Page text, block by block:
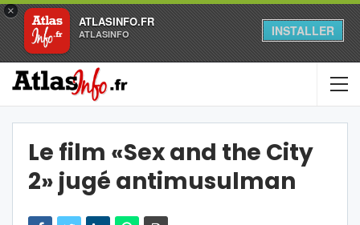
×
ATLASINFO.FR
ATLASINFO INSTALLER
Le film «Sex and the City
2» jugé antimusulman